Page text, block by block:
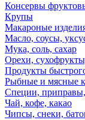
Консервы
Крупы
Макароные
Масло, соусы,
Мука, соль, сахар
Орехи,
Продукты
Рыбные и мясные
Специи,
Чай, кофе, какао
Чипсы, снеки,